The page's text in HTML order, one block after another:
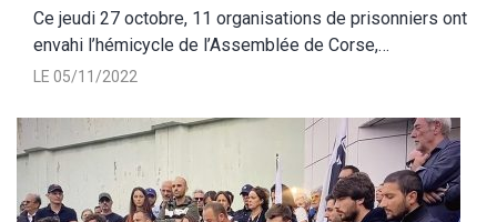
Ce jeudi 27 octobre, 11 organisations de prisonniers ont
envahi l’hémicycle de l’Assemblée de Corse,…
LE 05/11/2022